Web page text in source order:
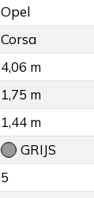
Opel
Corsa
4,06 m
1,75 m
1,44 m
GRIJS
5